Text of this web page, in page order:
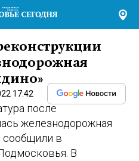
17:42
после
железнодорожная
сообщили в
В